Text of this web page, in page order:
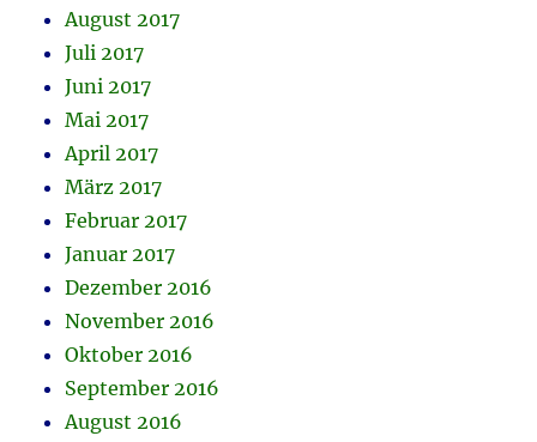
August 2017
Juli 2017
Juni 2017
Mai 2017
April 2017
März 2017
Februar 2017
Januar 2017
Dezember 2016
November 2016
Oktober 2016
September 2016
August 2016